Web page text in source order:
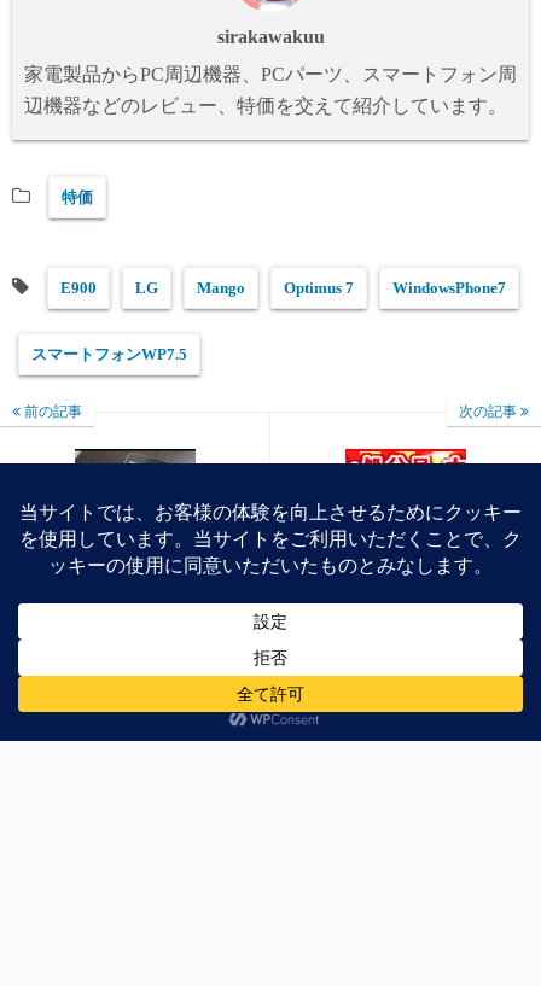
sirakawakuu
家電製品からPC周辺機器、PCパーツ、スマートフォン周
辺機器などのレビュー、特価を交えて紹介しています。
特価
E900 LG Mango Optimus 7 WindowsPhone7
スマートフォンWP7.5
前の記事
ARROWS Z (ISW11F) 2回
次の記事
ドスパラにて月末特価市